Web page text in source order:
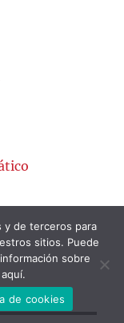
y de terceros para
sitios. Puede
sobre
de cookies